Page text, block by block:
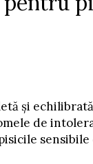
și
de